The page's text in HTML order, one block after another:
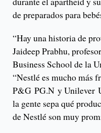
de preparados para
“Hay una historia de
Jaideep Prabhu,
Business School de la
“Nestlé es mucho más
P&G PG.N y Unilever
la gente sepa qué
de Nestlé son muy